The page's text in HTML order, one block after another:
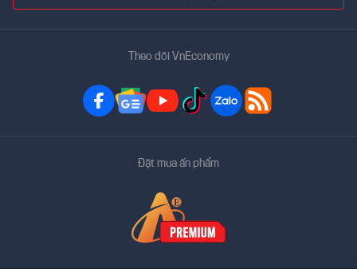
Theo dõi VnEconomy
Đặt mua ấn phẩm